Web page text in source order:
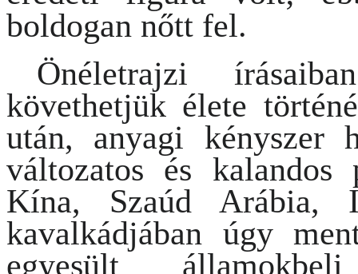
boldogan nőtt fel.
Önéletrajzi
követhetjük élete
után, anyagi kényszer
változatos és
Kína, Szaúd Arábia,
kavalkádjában úgy
egyesült